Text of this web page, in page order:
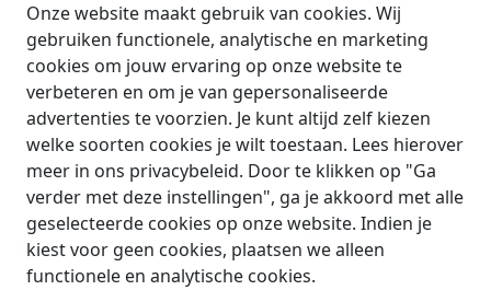
Onze website maakt gebruik van cookies. Wij
gebruiken functionele, analytische en marketing
cookies om jouw ervaring op onze website te
verbeteren en om je van gepersonaliseerde
advertenties te voorzien. Je kunt altijd zelf kiezen
welke soorten cookies je wilt toestaan. Lees hierover
meer in ons privacybeleid. Door te klikken op "Ga
verder met deze instellingen", ga je akkoord met alle
geselecteerde cookies op onze website. Indien je
kiest voor geen cookies, plaatsen we alleen
functionele en analytische cookies.